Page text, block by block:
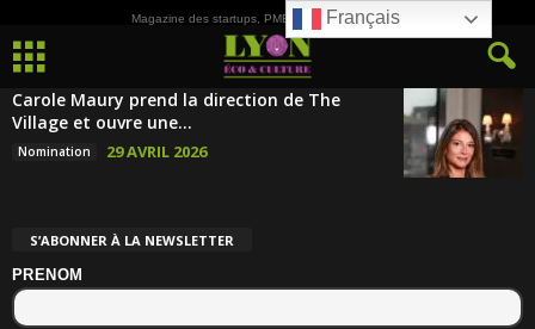
Magazine des startups, PME, ETI et de la Culture
Carole Maury prend la direction de The
Village et ouvre une...
Nomination 29 AVRIL 2026
S’ABONNER À LA NEWSLETTER
PRENOM
Français